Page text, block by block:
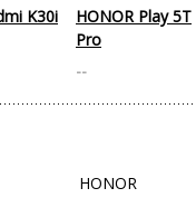
K30i
HONOR Play 5T
Pro
--
HONOR